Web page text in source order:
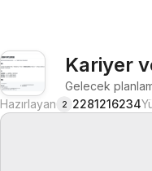
Kariyer
Gelecek
Hazırlayan 2 2281216234